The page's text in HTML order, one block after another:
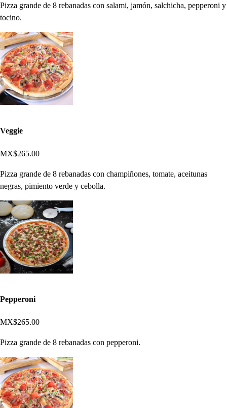
Pizza grande de 8 rebanadas con salami, jamón, salchicha, pepperoni y
tocino.
Veggie
MX$265.00
Pizza grande de 8 rebanadas con champiñones, tomate, aceitunas
negras, pimiento verde y cebolla.
Pepperoni
MX$265.00
Pizza grande de 8 rebanadas con pepperoni.